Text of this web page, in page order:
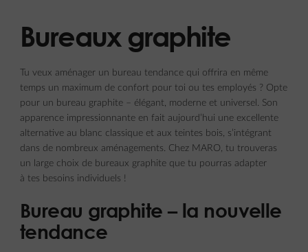
Bureaux graphite
Tu veux aménager un bureau tendance qui offrira en même
temps un maximum de confort pour toi ou tes employés ? Opte
pour un bureau graphite – élégant, moderne et universel. Son
apparence impressionnante en fait aujourd’hui une excellente
alternative au blanc classique et aux teintes bois, s’intégrant
dans de nombreux aménagements. Chez MARO, tu trouveras
un large choix de bureaux graphite que tu pourras adapter
à tes besoins individuels !
Bureau graphite – la nouvelle
tendance